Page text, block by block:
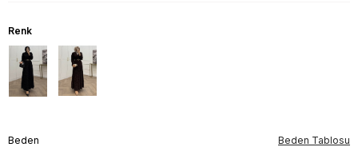
Beden Beden Tablosu